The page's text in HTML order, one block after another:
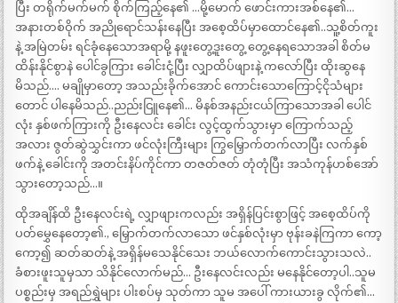
ပြီး တရိုက်မက်မက် စိုက်ကြည့်နေ၏ …မို့မောက် ဖောင်းကားအစ်နေ၏…
အနားတစ်ဝိုက် အညိုရောင်သန်းနေပြီး အစေ့ထိပ်မှာထောင်နေ၏..သူ့စိတ်ကူး
နဲ့ အမြဲတမ်း ရင်ခုံနေသောအရာမို့ နဖူးတွေ့ဒူးတွေ့ တွေ့နေရသောအခါ စိတ်မ
ထိန်းနိုင်စွာနဲ ပေါင်ခွကြား ခေါင်းငုံ့ပြီး လျှာထိပ်ဖျားနဲ့ ကလော်ပြီး ထိုးဆွနေ
မိသည်…. မချိုမှာတော့ အသည်းခိုက်အောင် ကောင်းသောကြောင့်ငိုသံများ
တောင် ပါနေမိသည်..ညည်းငြူနေ၏… မိနစ်အနည်းငယ်ကြာသောအခါ ပေါင်
လုံး နှစ်ဖက်ကြားကို ဦးနေလင်း ခေါင်း လွင့်ထွက်သွားမှာ ကြောက်သည့်
အလား ဇွတ်ဆွဲသွှင်းကာ ဖင်လုံးကြီးများ ကြွမြှောက်တက်လာပြီး လက်နှစ်
ဖက်နဲ့ ခေါင်းကို အတင်းနိပ်ကိုင်ကာ တဇတ်ဇတ် တုံတုံပြီး အသံကုန်ဟစ်အော်
သွားတော့သည်…။
ထိုအချိန်ထိ ဦးနေလင်းရဲ့ လျှာဖျားကလည်း အရှိန်ပြင်းစွာဖြင့် အစေ့ထိပ်ကို
ပတ်မွှေနေတော့၏., မြှောက်တက်လာသော ဖင်နှစ်လုံးမှာ ဗုန်းခနဲကြကာ ကော့
ကော့၍ ဆတ်ဆတ်နဲ့ အရှိန်မသေနိုင်သေး ဘယ်လောက်ကောင်းသွားသလဲ..
ခံစားဖူးသူမှသာ သိနိုင်လောက်မည်… ဦးနေလင်းလည်း မနေနိုင်တော့ပါ..သူမ
ပစ္စည်းမှ အရည်ရွှဲများ ပါးစပ်မှ သုတ်ကာ သူမ အပေါ် ကားယားခွ လိုက်၏…